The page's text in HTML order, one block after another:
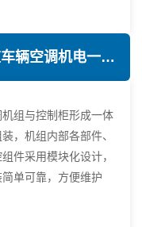
轨道车辆空调机电一体化技术
机组与控制柜形成一体
，机组内部各部件、
件采用模块化设计，
单可靠，方便维护